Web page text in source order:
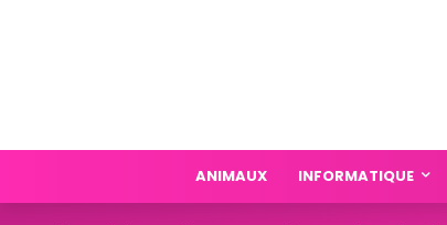
ANIMAUX INFORMATIQUE